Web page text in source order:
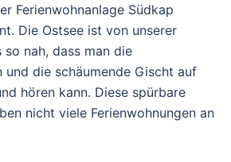
Ferienwohnanlage Südkap
Die Ostsee ist von unserer
so nah, dass man die
und die schäumende Gischt auf
hören kann. Diese spürbare
nicht viele Ferienwohnungen an